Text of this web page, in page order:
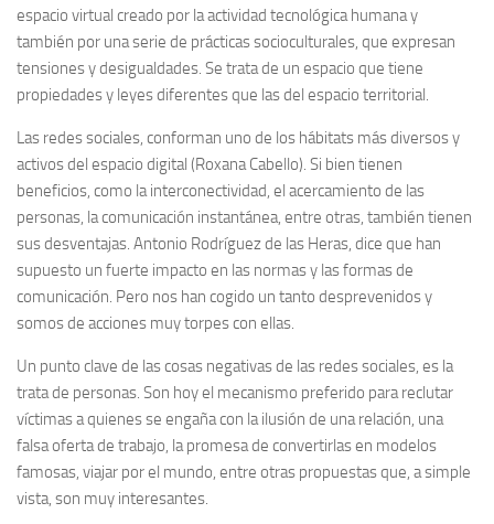
espacio virtual creado por la actividad tecnológica humana y
también por una serie de prácticas socioculturales, que expresan
tensiones y desigualdades. Se trata de un espacio que tiene
propiedades y leyes diferentes que las del espacio territorial.
Las redes sociales, conforman uno de los hábitats más diversos y
activos del espacio digital (Roxana Cabello). Si bien tienen
beneficios, como la interconectividad, el acercamiento de las
personas, la comunicación instantánea, entre otras, también tienen
sus desventajas. Antonio Rodríguez de las Heras, dice que han
supuesto un fuerte impacto en las normas y las formas de
comunicación. Pero nos han cogido un tanto desprevenidos y
somos de acciones muy torpes con ellas.
Un punto clave de las cosas negativas de las redes sociales, es la
trata de personas. Son hoy el mecanismo preferido para reclutar
víctimas a quienes se engaña con la ilusión de una relación, una
falsa oferta de trabajo, la promesa de convertirlas en modelos
famosas, viajar por el mundo, entre otras propuestas que, a simple
vista, son muy interesantes.